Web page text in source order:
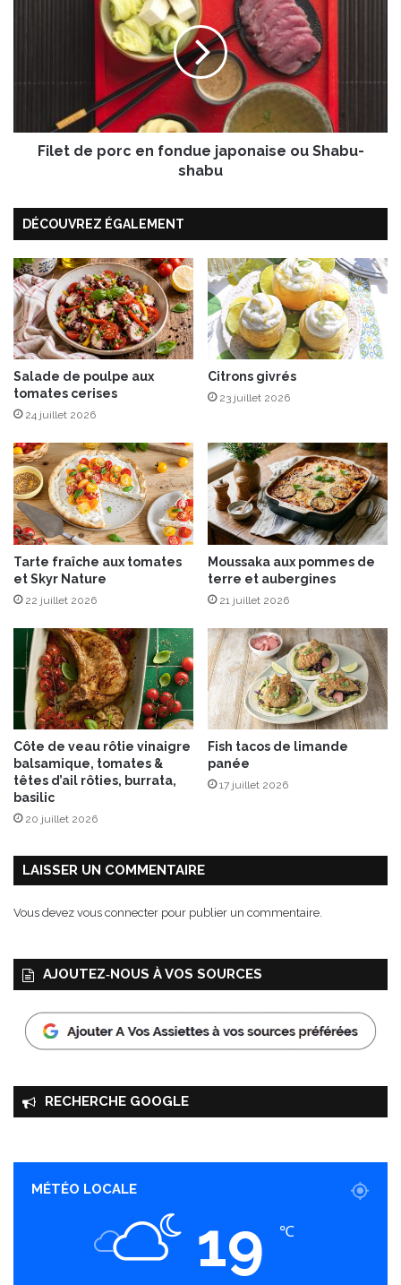
o
n
o
n
d
u
e
j
a
p
o
n
i
s
e
o
u
S
h
a
b
b
u
Filet de porc en fondue japonaise ou Shabu-
shabu
DÉCOUVREZ ÉGALEMENT
Salade de poulpe aux
tomates cerises
24 juillet 2026
Citrons givrés
23 juillet 2026
Tarte fraîche aux tomates
et Skyr Nature
22 juillet 2026
Moussaka aux pommes de
terre et aubergines
21 juillet 2026
Côte de veau rôtie vinaigre
balsamique, tomates &
têtes d’ail rôties, burrata,
basilic
20 juillet 2026
Fish tacos de limande
panée
17 juillet 2026
LAISSER UN COMMENTAIRE
Vous devez vous connecter pour publier un commentaire.
AJOUTEZ‑NOUS À VOS SOURCES
RECHERCHE GOOGLE
MÉTÉO LOCALE
19 ℃